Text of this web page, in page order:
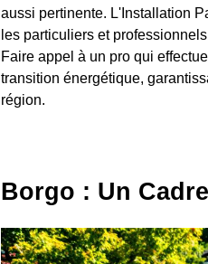
aussi pertinente. L'Installation
les particuliers et
Faire appel à un pro qui
transition énergétique,
région.
Borgo : Un